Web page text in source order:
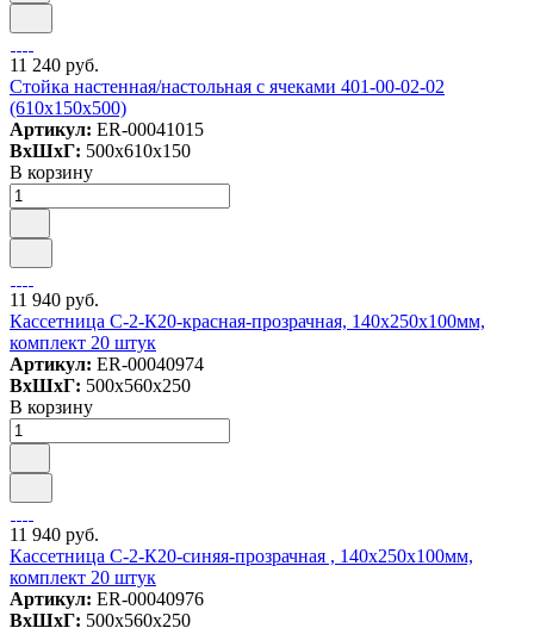
11 240 руб.
Стойка настенная/настольная с ячеками 401-00-02-02
(610х150х500)
Артикул: ER-00041015
ВxШxГ: 500x610x150
В корзину
11 940 руб.
Кассетница C-2-К20-красная-прозрачная, 140х250х100мм,
комплект 20 штук
Артикул: ER-00040974
ВxШxГ: 500x560x250
В корзину
11 940 руб.
Кассетница C-2-К20-синяя-прозрачная , 140х250х100мм,
комплект 20 штук
Артикул: ER-00040976
ВxШxГ: 500x560x250